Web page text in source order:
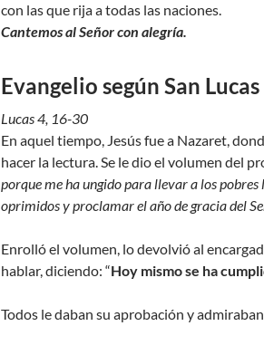
con las que rija a todas las naciones.
Cantemos al Señor con alegría.
Evangelio según San Lucas
Lucas 4, 16-30
En aquel tiempo, Jesús fue a Nazaret,
hacer la lectura. Se le dio el volumen del
porque me ha ungido para llevar a los
oprimidos y proclamar el año de gracia del
Enrolló el volumen, lo devolvió al
hablar, diciendo: “Hoy mismo se ha
Todos le daban su aprobación y